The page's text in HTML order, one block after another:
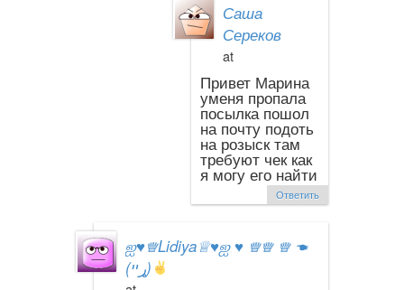
Саша
Сереков
at
Привет Марина
уменя пропала
посылка пошол
на почту подоть
на розыск там
требуют чек как
я могу его найти
Ответить
ஐ♥♕Lidiya♕♥ஐ ♥ ♕♕ ♕ ☚
(ړײ)